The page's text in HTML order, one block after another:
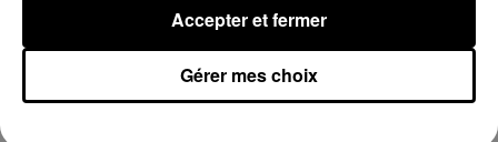
propos d'un héritage, d'une succession, ou de tout ce qui
touche le patrimoine.
Santé
Gérer mes choix
Accepter et fermer